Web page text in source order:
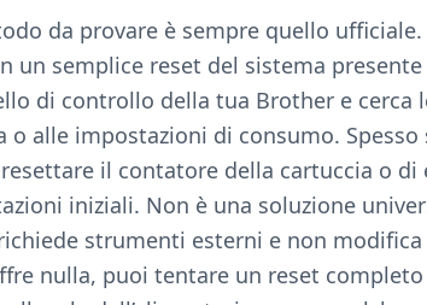
da provare è sempre quello
un semplice reset del sistema
di controllo della tua Brother e cerca
o alle impostazioni di consumo.
il contatore della cartuccia o
iniziali. Non è una soluzione
strumenti esterni e non
nulla, puoi tentare un reset